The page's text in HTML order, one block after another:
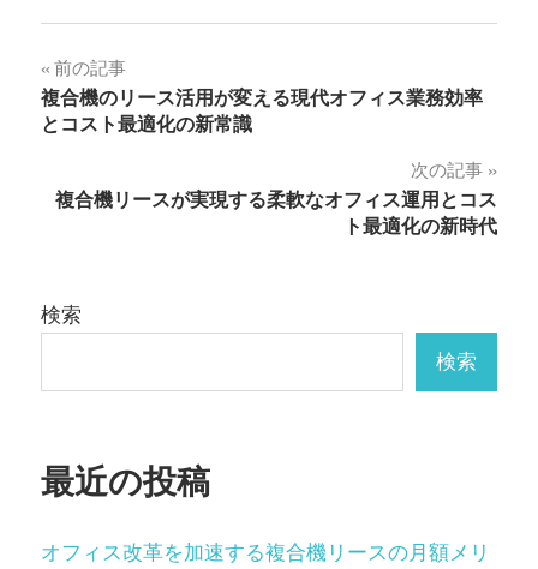
投
稿
ビ
ー
ョ
前の記事
複合機のリース活用が変える現代オフィス業務効率
とコスト最適化の新常識
次の記事
複合機リースが実現する柔軟なオフィス運用とコス
ト最適化の新時代
検索
検索
最近の投稿
オフィス改革を加速する複合機リースの月額メリ